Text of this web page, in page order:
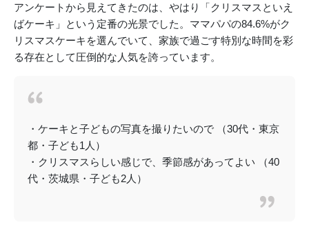
アンケートから見えてきたのは、やはり「クリスマスといえ
ばケーキ」という定番の光景でした。ママパパの84.6%がク
リスマスケーキを選んでいて、家族で過ごす特別な時間を彩
る存在として圧倒的な人気を誇っています。
・ケーキと子どもの写真を撮りたいので （30代・東京
都・子ども1人）
・クリスマスらしい感じで、季節感があってよい （40
代・茨城県・子ども2人）